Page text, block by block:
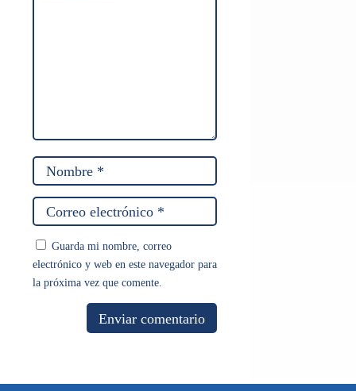
Guarda mi nombre, correo
electrónico y web en este navegador para
la próxima vez que comente.